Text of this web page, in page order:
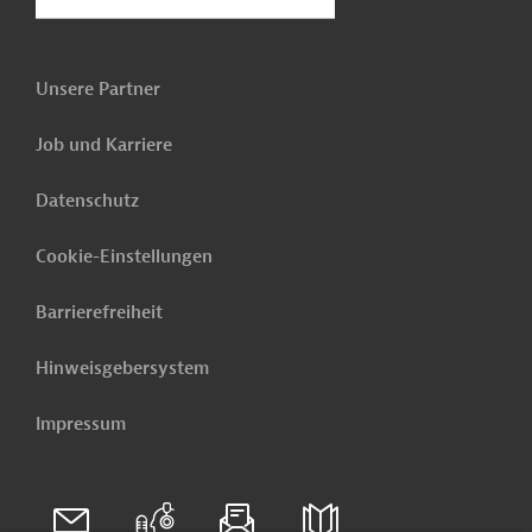
Unsere Partner
Job und Karriere
Datenschutz
Cookie-Einstellungen
Barrierefreiheit
Hinweisgebersystem
Impressum